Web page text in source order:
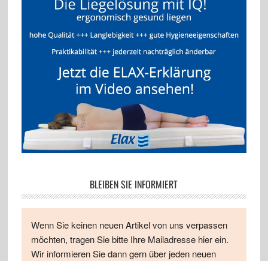
BLEIBEN SIE INFORMIERT
Wenn Sie keinen neuen Artikel von uns verpassen
möchten, tragen Sie bitte Ihre Mailadresse hier ein.
Wir informieren Sie dann gern über jeden neuen